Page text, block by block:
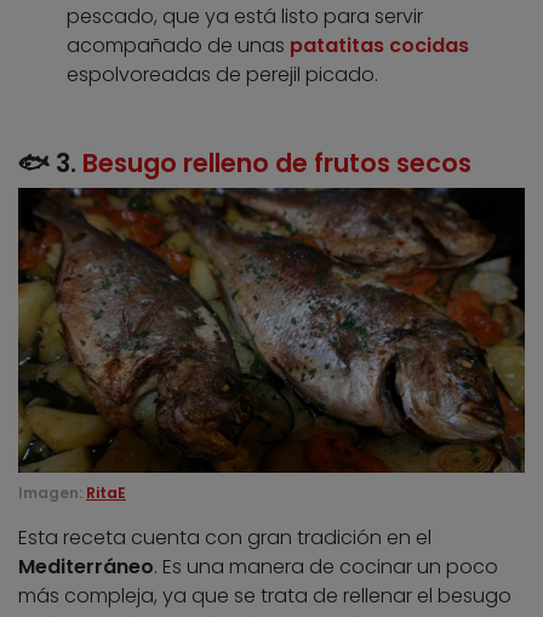
pescado, que ya está listo para servir
acompañado de unas patatitas cocidas
espolvoreadas de perejil picado.
🐟 3. Besugo relleno de frutos secos
Imagen: RitaE
Esta receta cuenta con gran tradición en el
Mediterráneo. Es una manera de cocinar un poco
más compleja, ya que se trata de rellenar el besugo